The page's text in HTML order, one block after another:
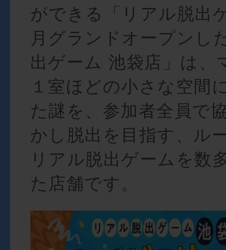
ができる「リアル脱出
月グランドオープンし
出ゲーム 池袋店」は、
１室ほどの小さな空間
た謎を、参加者全員で
かし脱出を目指す、ル
リアル脱出ゲームを数
た店舗です。